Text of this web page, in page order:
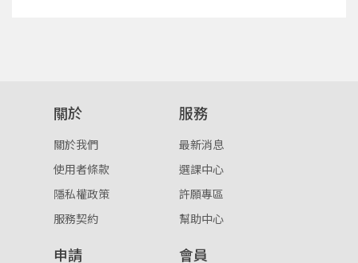
入。
重設密碼
點擊下方「確定」將前一位使用者強制登出。
確定
取消
關於
關於我們
使用者條款
隱私權政策
服務契約
服務
最新消息
選課中心
許願專區
幫助中心
申請 會員